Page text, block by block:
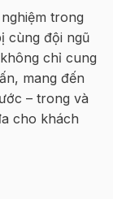
trong
cùng đội ngũ
chỉ cung
mang đến
– trong và
cho khách